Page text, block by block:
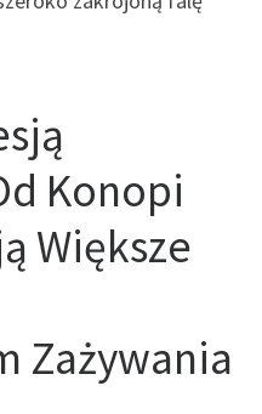
Konopi
Większe
Zażywania